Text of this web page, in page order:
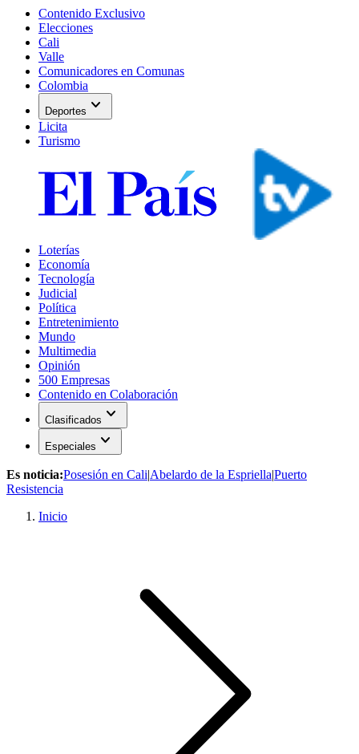
Contenido Exclusivo
Elecciones
Cali
Valle
Comunicadores en Comunas
Colombia
Deportes expand_more
Licita
Turismo
Loterías
Economía
Tecnología
Judicial
Política
Entretenimiento
Mundo
Multimedia
Opinión
500 Empresas
Contenido en Colaboración
Clasificados expand_more
Especiales expand_more
Es noticia:Posesión en Cali|Abelardo de la Espriella|Puerto
Resistencia
Inicio